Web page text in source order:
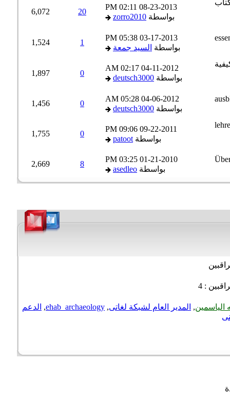
08-23-2013
02:11 PM
بواسطةzorro2010
20
6,072
03-17-2013
05:38 PM
بواسطةالسيد جمعة
1,524
04-11-2012
02:17 AM
بواسطةdeutsch3000
1,897
04-06-2012
05:28 AM
بواسطةdeutsch3000
1,456
09-22-2011
09:06 PM
بواسطةpatoot
1,755
01-21-2010
03:25 PM
بواسطةasedleo
2,669
: 4
,المدير العام لشبكة لغاتى ,
ehab_archaeology
,الدعم